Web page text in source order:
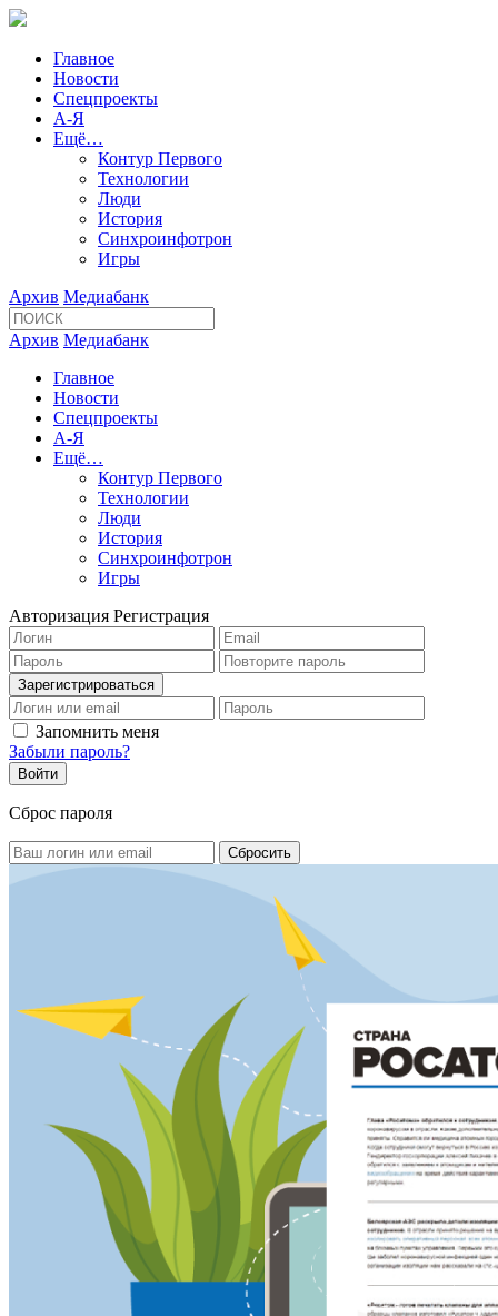
Главное
Новости
Спецпроекты
А-Я
Ещё…
Контур Первого
Технологии
Люди
История
Синхроинфотрон
Игры
Архив Медиабанк
Архив Медиабанк
Главное
Новости
Спецпроекты
А-Я
Ещё…
Контур Первого
Технологии
Люди
История
Синхроинфотрон
Игры
Авторизация Регистрация
Запомнить меня
Забыли пароль?
Сброс пароля